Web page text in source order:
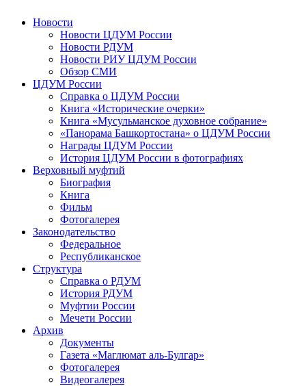
Новости
Новости ЦДУМ России
Новости РДУМ
Новости РИУ ЦДУМ России
Обзор СМИ
ЦДУМ России
Справка о ЦДУМ России
Книга «Исторические очерки»
Книга «Мусульманское духовное собрание»
«Панорама Башкортостана» о ЦДУМ России
Награды ЦДУМ России
История ЦДУМ России в фотографиях
Верховный муфтий
Биография
Книга
Фильм
Фотогалерея
Законодательство
Федеральное
Республиканское
Структура
Справка о РДУМ
История РДУМ
Муфтии России
Мечети России
Архив
Документы
Газета «Маглюмат аль-Булгар»
Фотогалерея
Видеогалерея